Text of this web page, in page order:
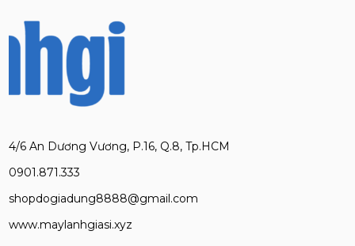
4/6 An Dương Vương, P.16, Q.8, Tp.HCM
0901.871.333
shopdogiadung8888@gmail.com
www.maylanhgiasi.xyz